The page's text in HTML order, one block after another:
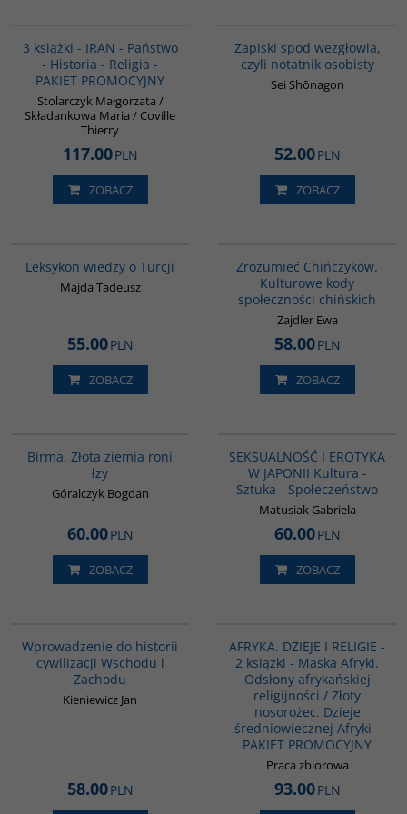
3 książki - IRAN - Państwo
- Historia - Religia -
PAKIET PROMOCYJNY
Stolarczyk Małgorzata /
Składankowa Maria / Coville
Thierry
117.00PLN
ZOBACZ
Zapiski spod wezgłowia,
czyli notatnik osobisty
Sei Shōnagon
52.00PLN
ZOBACZ
Leksykon wiedzy o Turcji
Majda Tadeusz
55.00PLN
ZOBACZ
Zrozumieć Chińczyków.
Kulturowe kody
społeczności chińskich
Zajdler Ewa
58.00PLN
ZOBACZ
Birma. Złota ziemia roni
łzy
Góralczyk Bogdan
60.00PLN
ZOBACZ
SEKSUALNOŚĆ I EROTYKA
W JAPONII Kultura -
Sztuka - Społeczeństwo
Matusiak Gabriela
60.00PLN
ZOBACZ
Wprowadzenie do historii
cywilizacji Wschodu i
Zachodu
Kieniewicz Jan
58.00PLN
AFRYKA. DZIEJE I RELIGIE -
2 książki - Maska Afryki.
Odsłony afrykańskiej
religijności / Złoty
nosorożec. Dzieje
średniowiecznej Afryki -
PAKIET PROMOCYJNY
Praca zbiorowa
93.00PLN